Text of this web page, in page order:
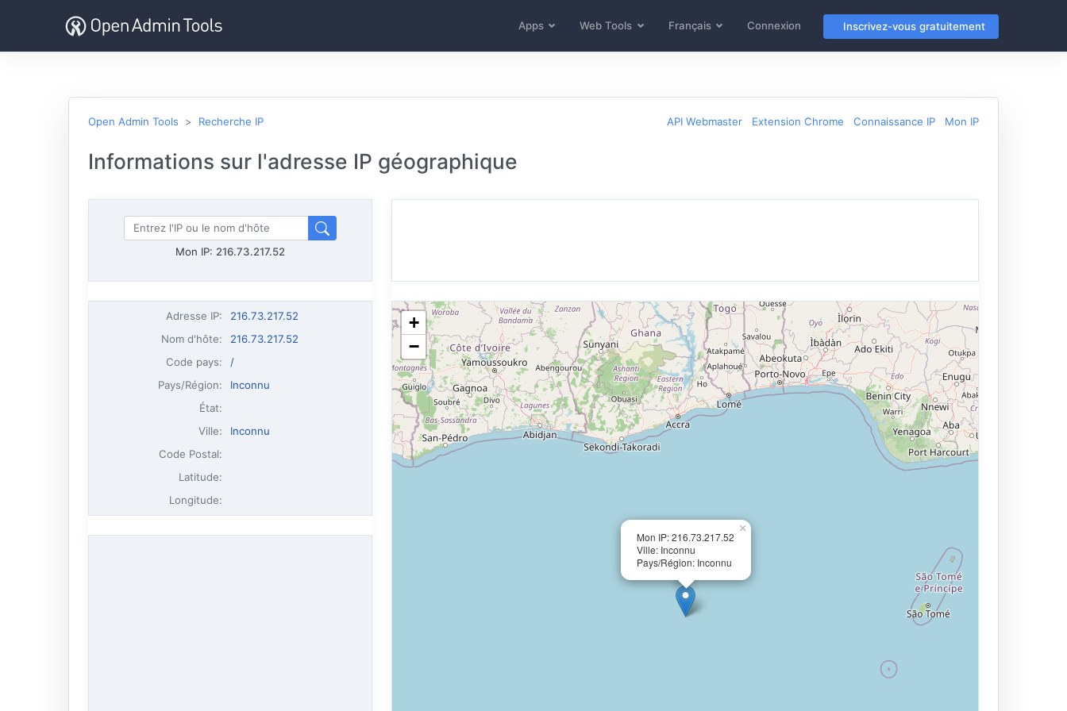
Apps Web Tools Français Connexion Inscrivez-vous gratuitement
Open Admin Tools Recherche IP API Webmaster Extension Chrome Connaissance IP Mon IP
Informations sur l'adresse IP géographique
Mon IP: 216.73.217.52
Adresse IP:
216.73.217.52
Nom d'hôte:
216.73.217.52
Code pays:
/
Pays/Région:
Inconnu
État:
Ville:
Inconnu
Code Postal:
Latitude:
Longitude:
Mon IP: 216.73.217.52
Ville: Inconnu
Pays/Région: Inconnu
×
+
−